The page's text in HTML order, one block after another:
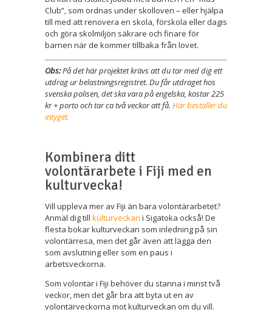
Club”, som ordnas under skolloven – eller hjälpa
till med att renovera en skola, förskola eller dagis
och göra skolmiljön säkrare och finare för
barnen när de kommer tillbaka från lovet.
Obs:På det här projektet krävs att du tar med dig ett
utdrag ur belastningsregistret. Du får utdraget hos
svenska polisen, det ska vara på engelska, kostar 225
kr + porto och tar ca två veckor att få. Här beställer du
intyget.
Kombinera ditt
volontärarbete i Fiji med en
kulturvecka!
Vill uppleva mer av Fiji än bara volontärarbetet?
Anmäl dig till kulturveckan i Sigatoka också! De
flesta bokar kulturveckan som inledning på sin
volontärresa, men det går även att lägga den
som avslutning eller som en paus i
arbetsveckorna.
Som volontär i Fiji behöver du stanna i minst två
veckor, men det går bra att byta ut en av
volontärveckorna mot kulturveckan om du vill.